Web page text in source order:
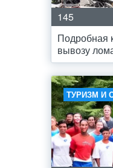
145
Подробная
вывозу
ТУРИЗМ И